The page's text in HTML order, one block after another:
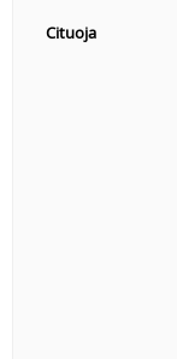
Cituoja